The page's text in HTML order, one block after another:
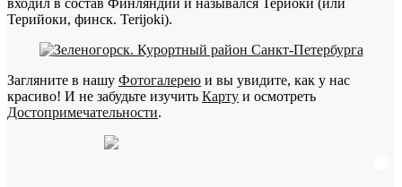
входил в состав Финляндии и назывался Териоки (или
Терийоки, финск. Terijoki).
Загляните в нашу Фотогалерею и вы увидите, как у нас
красиво! И не забудьте изучить Карту и осмотреть
Достопримечательности.